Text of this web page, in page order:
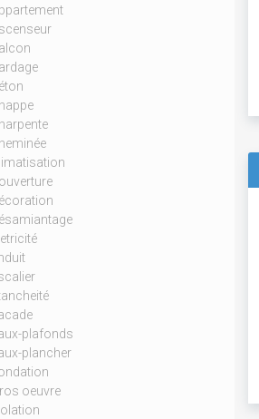
plafonds
plancher
oeuvre